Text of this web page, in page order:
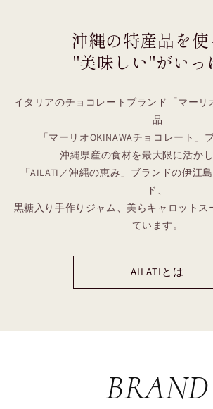
沖縄の特産品を使
"美味しい"がいっ
イタリアのチョコレートブランド「マー
品
「マーリオOKINAWAチョコレート」
沖縄県産の食材を最大限に活か
「AILATI／沖縄の恵み」ブランドの伊江
ド、
黒糖入り手作りジャム、美らキャロットス
ています。
AILATIとは
BRAND